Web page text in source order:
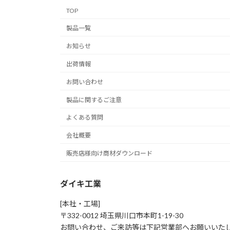
TOP
製品一覧
お知らせ
出荷情報
お問い合わせ
製品に関するご注意
よくある質問
会社概要
販売店様向け商材ダウンロード
ダイキ工業
[本社・工場]
〒332-0012 埼玉県川口市本町1-19-30
お問い合わせ、ご来訪等は下記営業部へお願いいた